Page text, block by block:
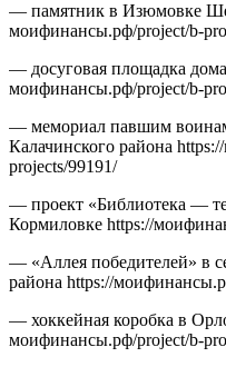
— памятник в Изюмовке
моифинансы.рф/project/b-
— досуговая площадка
моифинансы.рф/project/b-
— мемориал павшим
Калачинского района
projects/99191/
— проект «Библиотека —
Кормиловке https://
— «Аллея победителей» в
района https://
— хоккейная коробка в
моифинансы.рф/project/b-